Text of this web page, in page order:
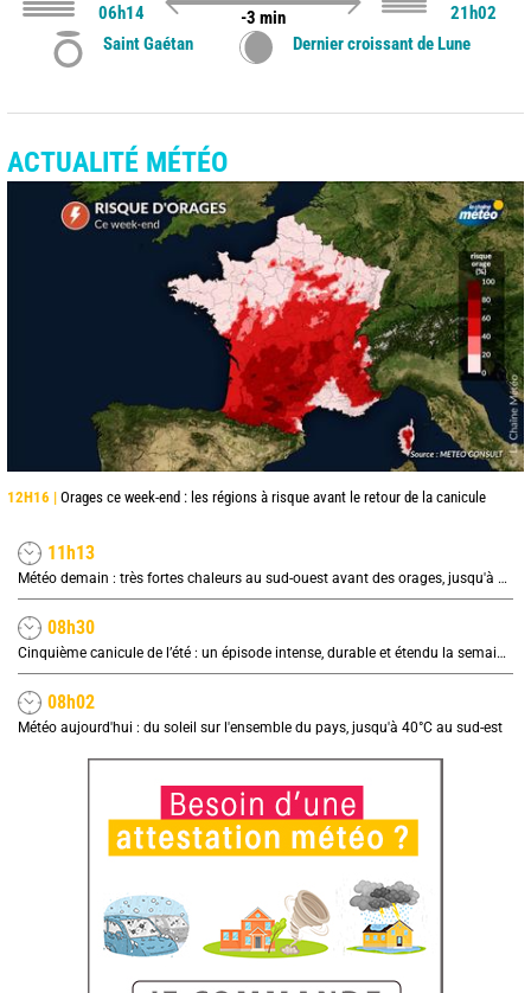
06h14
-3 min
21h02
Saint Gaétan
Dernier croissant de Lune
ACTUALITÉ MÉTÉO
12H16 | Orages ce week-end : les régions à risque avant le retour de la canicule
11h13
Météo demain : très fortes chaleurs au sud-ouest avant des orages, jusqu'à 39°C
08h30
Cinquième canicule de l’été : un épisode intense, durable et étendu la semaine prochaine
08h02
Météo aujourd'hui : du soleil sur l'ensemble du pays, jusqu'à 40°C au sud-est